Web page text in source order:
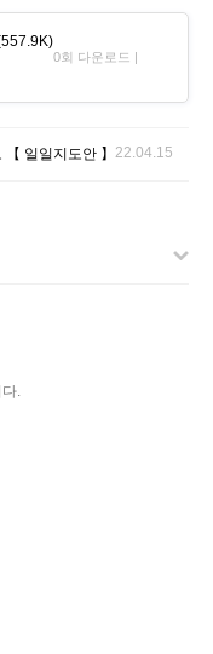
0회 다운로드 |
일일지도안 】 22.04.15
.